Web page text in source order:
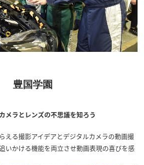
豊国学園
メラとレンズの不思議を知ろう
える撮影アイデアとデジタルカメラの動画撮
いかける機能を両立させ動画表現の喜びを感